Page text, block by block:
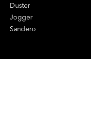
Duster
Jogger
Sandero